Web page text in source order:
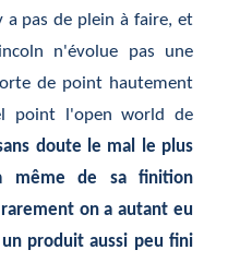
a pas de plein à faire, et
n'évolue pas une
de point hautement
point l'open world de
doute le mal le plus
même de sa finition
on a autant eu
produit aussi peu fini